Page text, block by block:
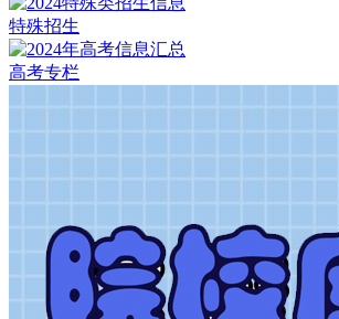
特殊招生
高考专栏